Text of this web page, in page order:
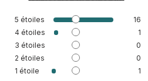
5 étoiles
16
4 étoiles
1
3 étoiles
0
2 étoiles
0
1 étoile 1